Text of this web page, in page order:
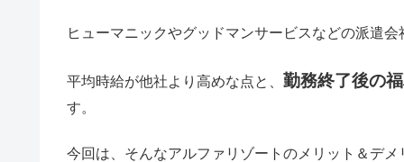
ヒューマニックやグッドマンサービスなどの派遣
平均時給が他社より高めな点と、 勤務終了後の
す。
今回は、そんなアルファリゾートのメリット＆デ